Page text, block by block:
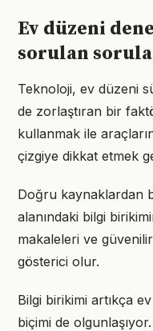
Ev düzeni
sorulan
Teknoloji, ev düzeni
de zorlaştıran bir
kullanmak ile
çizgiye dikkat etmek
Doğru kaynaklardan
alanındaki bilgi
makaleleri ve
gösterici olur.
Bilgi birikimi artıkça
biçimi de